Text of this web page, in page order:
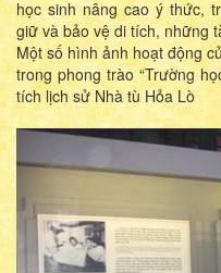
học sinh nâng cao ý thức,
giữ và bảo vệ di tích, những
Một số hình ảnh hoạt động
trong phong trào “Trường
tích lịch sử Nhà tù Hỏa Lò